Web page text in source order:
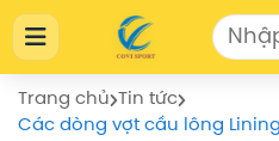
Cửa Hàng Thể Thao
Cửa Hàng Thể Thao
0772155559
https://covisport.com/
Trang chủ Tin tức
Các dòng vợt cầu lông